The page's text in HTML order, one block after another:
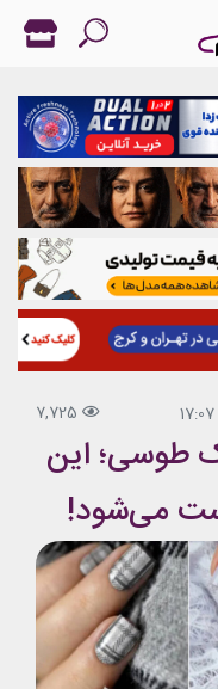
7,725
طوسی؛ این
ست می‌شود!